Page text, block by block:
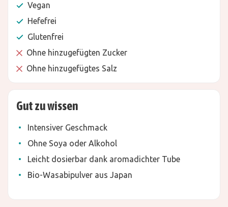
Vegan
Hefefrei
Glutenfrei
Ohne hinzugefügten Zucker
Ohne hinzugefügtes Salz
Gut zu wissen
Intensiver Geschmack
Ohne Soya oder Alkohol
Leicht dosierbar dank aromadichter Tube
Bio-Wasabipulver aus Japan